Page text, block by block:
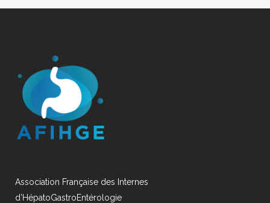
Association Française des Internes
d’HépatoGastroEntérologie